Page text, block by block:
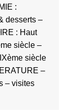
:
desserts–
: Haut
siècle–
siècle
–
– visites